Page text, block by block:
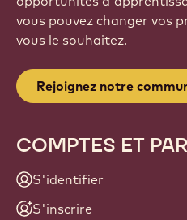
vous pouvez changer vos
vous le souhaitez.
Rejoignez notre
COMPTES ET
S'identifier
S'inscrire